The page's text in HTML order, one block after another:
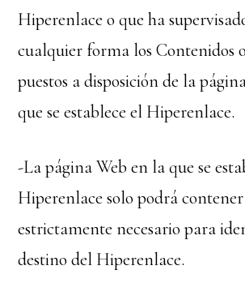
Hiperenlace o que ha
cualquier forma los Contenidos
puestos a disposición de la
que se establece el Hiperenlace.
-La página Web en la que se
Hiperenlace solo podrá
estrictamente necesario para
destino del Hiperenlace.